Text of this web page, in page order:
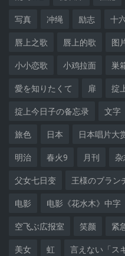
写真 冲绳 励志 十
唇上之歌 唇上的歌 图
小小恋歌 小鸡拉面 巣
愛を知りたくて 扉 掟
掟上今日子の备忘录 文字
旅色 日本 日本唱片大
明治 春火9 月刊
父女七日变 王様のブラン
电影 电影《花水木》中字
空飞ぶ広报室 笑颜 紧
美女 虹 言えない「ス